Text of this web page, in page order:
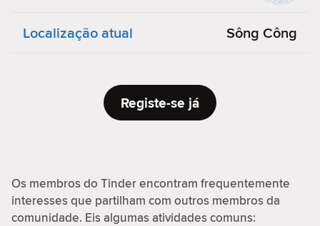
Localização atual Sông Công
Registe-se já
Os membros do Tinder encontram frequentemente
interesses que partilham com outros membros da
comunidade. Eis algumas atividades comuns: